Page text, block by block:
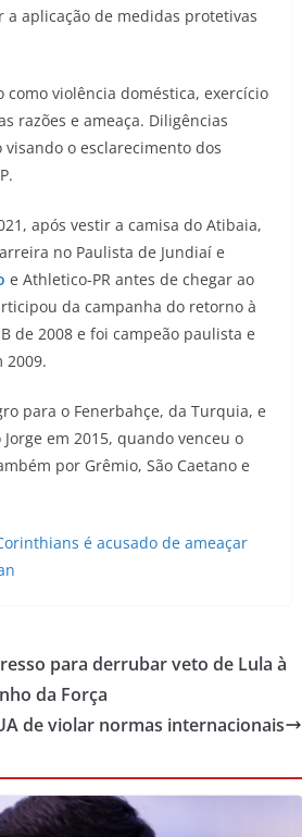
a aplicação de medidas protetivas
como violência doméstica, exercício
razões e ameaça. Diligências
o esclarecimento dos
após vestir a camisa do Atibaia,
no Paulista de Jundiaí e
e Athletico-PR antes de chegar ao
da campanha do retorno à
de 2008 e foi campeão paulista e
2009.
para o Fenerbahçe, da Turquia, e
em 2015, quando venceu o
por Grêmio, São Caetano e
é acusado de ameaçar
para derrubar veto de Lula à
da Força
de violar normas internacionais